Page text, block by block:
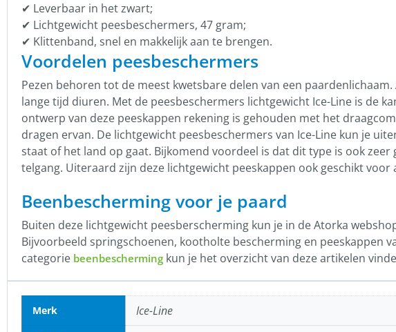
✔ Leverbaar in het zwart;
✔ Lichtgewicht peesbeschermers, 47 gram;
✔ Klittenband, snel en makkelijk aan te brengen.
Voordelen peesbeschermers
Pezen behoren tot de meest kwetsbare delen van een
lange tijd diuren. Met de peesbeschermers lichtgewicht Ice-Line is de
ontwerp van deze peeskappen rekening is gehouden met het
dragen ervan. De lichtgewicht peesbeschermers van Ice-Line kun je
staat of het land op gaat. Bijkomend voordeel is dat dit type is ook
telgang. Uiteraard zijn deze lichtgewicht peeskappen ook geschikt voor
Beenbescherming voor je paard
Buiten deze lichtgewicht peesberscherming kun je in de Atorka
Bijvoorbeeld springschoenen, kootholte bescherming en peeskappen
categorie beenbescherming kun je het overzicht van deze artikelen
Merk Ice-Line